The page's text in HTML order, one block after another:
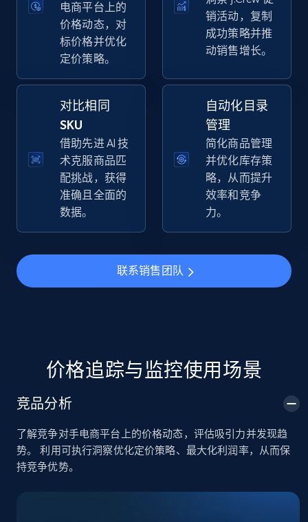
5.6K+ 875+ 立即开始
using sku numbers
URL, Final price, Sku, Currency, Gtin,
Specifications, Image urls, Top reviews, and
more.
5.6K+ 875+ 立即开始
URL, Title, Available, Description, Currency, Initial
price, Final price, Discount percent, and more.
URL, Title, Available, Description, Currency, Initial
5.4K+ 667+ 立即开始
电商平台上的
价格动态，对
标价格并优化
定价策略。
销活动，复制
成功策略并推
动销售增长。
对比相同
SKU
借助先进 AI 技
术克服商品匹
配挑战，获得
准确且全面的
数据。
自动化目录
管理
简化商品管理
并优化库存策
略，从而提升
效率和竞争
力。
联系销售团队
价格追踪与监控使用场景
竞品分析
了解竞争对手电商平台上的价格动态，评估吸引力并发现趋
势。 利用可执行洞察优化定价策略、最大化利润率，从而保
持竞争优势。